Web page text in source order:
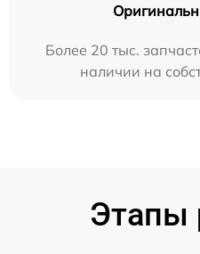
Более 20 тыс.
наличии на
Этапы